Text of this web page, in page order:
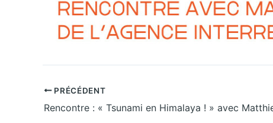
PRÉCÉDENT